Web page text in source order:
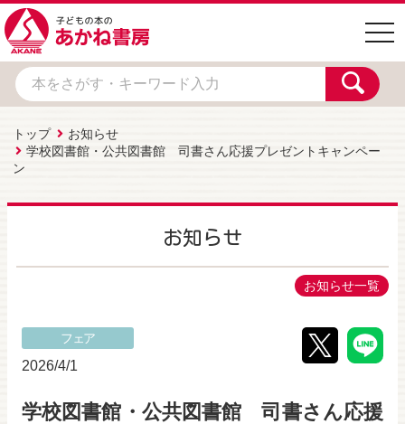
トップ
お知らせ
学校図書館・公共図書館 司書さん応援プレゼントキャンペー
ン
お知らせ
お知らせ一覧
フェア
2026/4/1
学校図書館・公共図書館 司書さん応援